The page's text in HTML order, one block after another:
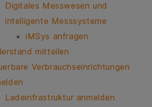
Digitales Messwesen und
intelligente Messsysteme
iMSys anfragen
mitteilen
Verbrauchseinrichtungen
Ladeinfrastruktur anmelden